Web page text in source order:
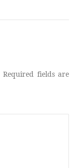
Required fields are